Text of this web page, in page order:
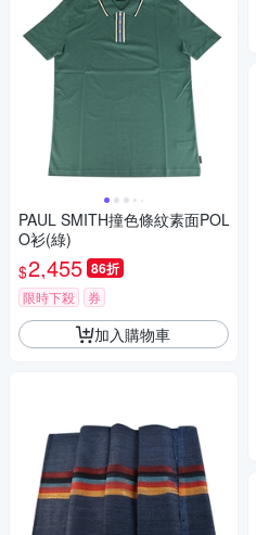
PAUL SMITH撞色條紋素面POL
O衫(綠)
$2,455 86折
限時下殺 券
加入購物車